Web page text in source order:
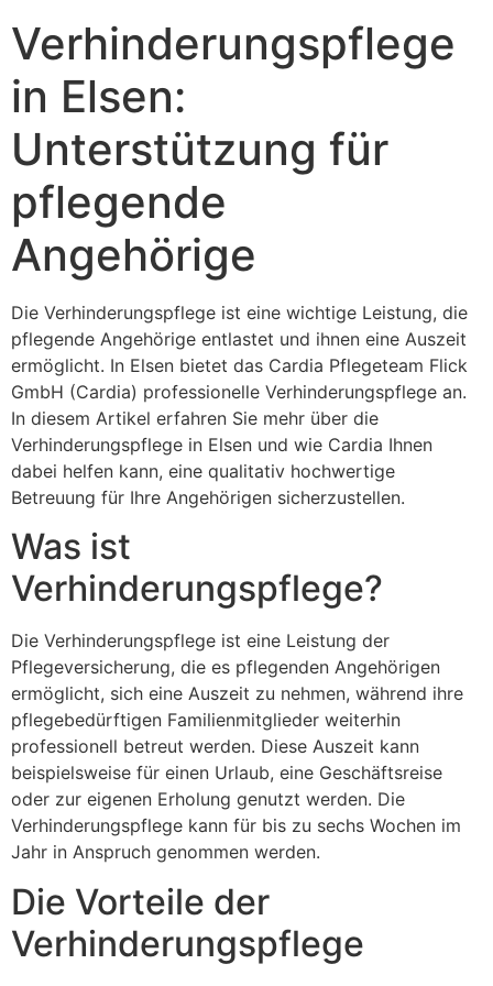
Verhinderungspflege
in Elsen:
Unterstützung für
pflegende
Angehörige
Die Verhinderungspflege ist eine wichtige Leistung, die
pflegende Angehörige entlastet und ihnen eine Auszeit
ermöglicht. In Elsen bietet das Cardia Pflegeteam Flick
GmbH (Cardia) professionelle Verhinderungspflege an.
In diesem Artikel erfahren Sie mehr über die
Verhinderungspflege in Elsen und wie Cardia Ihnen
dabei helfen kann, eine qualitativ hochwertige
Betreuung für Ihre Angehörigen sicherzustellen.
Was ist
Verhinderungspflege?
Die Verhinderungspflege ist eine Leistung der
Pflegeversicherung, die es pflegenden Angehörigen
ermöglicht, sich eine Auszeit zu nehmen, während ihre
pflegebedürftigen Familienmitglieder weiterhin
professionell betreut werden. Diese Auszeit kann
beispielsweise für einen Urlaub, eine Geschäftsreise
oder zur eigenen Erholung genutzt werden. Die
Verhinderungspflege kann für bis zu sechs Wochen im
Jahr in Anspruch genommen werden.
Die Vorteile der
Verhinderungspflege